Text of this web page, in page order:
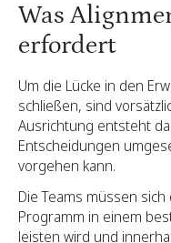
Was
erfordert
Um die Lücke in den
schließen, sind
Ausrichtung entsteht
Entscheidungen
vorgehen kann.
Die Teams müssen
Programm in einem
leisten wird und